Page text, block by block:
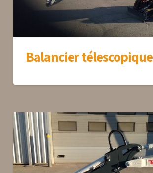
Balancier télescopique